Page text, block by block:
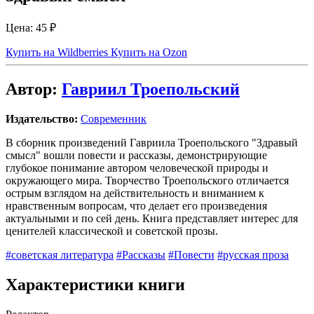
Цена: 45 ₽
Купить на Wildberries Купить на Ozon
Автор: Гавриил Троепольский
Издательство: Современник
В сборник произведений Гавриила Троепольского "Здравый
смысл" вошли повести и рассказы, демонстрирующие
глубокое понимание автором человеческой природы и
окружающего мира. Творчество Троепольского отличается
острым взглядом на действительность и вниманием к
нравственным вопросам, что делает его произведения
актуальными и по сей день. Книга представляет интерес для
ценителей классической и советской прозы.
#советская литература #Рассказы #Повести #русская проза
Характеристики книги